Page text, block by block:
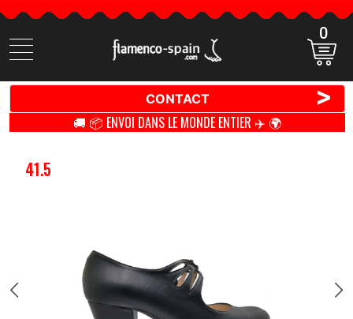
Cherchez
des
0
CONTACT >
🚚 📦 ENVOI DANS LE MONDE ENTIER ✈️ 🌍
41.5